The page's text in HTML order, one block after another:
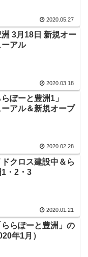
2020.05.27
3月18日 新規オー
アル
2020.03.18
ぽーと豊洲1」
アル＆新規オープ
2020.02.28
クロス建設中＆ら
1・2・3
2020.01.21
らぽーと豊洲」の
年1月）